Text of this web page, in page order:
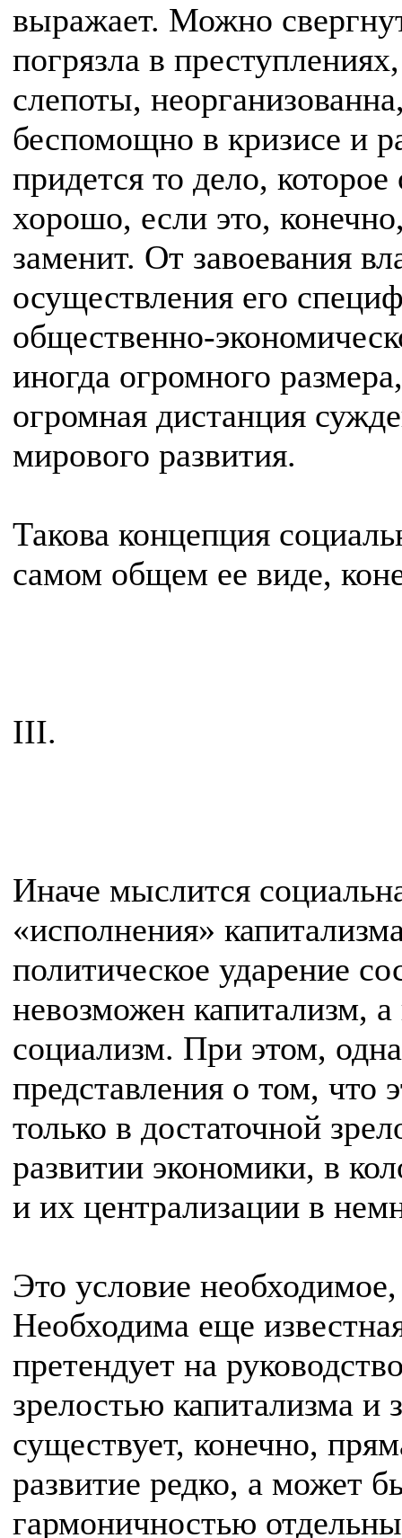
выражает. Можно
погрязла в
слепоты,
беспомощно в кризисе и
придется то дело,
хорошо, если это,
заменит. От завоевания
осуществления его
общественно-
иногда огромного
огромная дистанция
мирового развития.
Такова концепция
самом общем ее виде,
III.
Иначе мыслится
«исполнения»
политическое ударение
невозможен капитализм,
социализм. При этом,
представления о том, что
только в достаточной
развитии экономики, в
и их централизации в
Это условие
Необходима еще
претендует на
зрелостью капитализма и
существует, конечно,
развитие редко, а может
гармоничностью